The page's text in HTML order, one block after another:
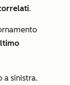
.
a sinistra.